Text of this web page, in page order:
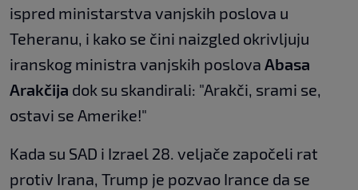
ispred ministarstva vanjskih poslova u
Teheranu, i kako se čini naizgled okrivljuju
iranskog ministra vanjskih poslova Abasa
Arakčija dok su skandirali: "Arakči, srami se,
ostavi se Amerike!"
Kada su SAD i Izrael 28. veljače započeli rat
protiv Irana, Trump je pozvao Irance da se